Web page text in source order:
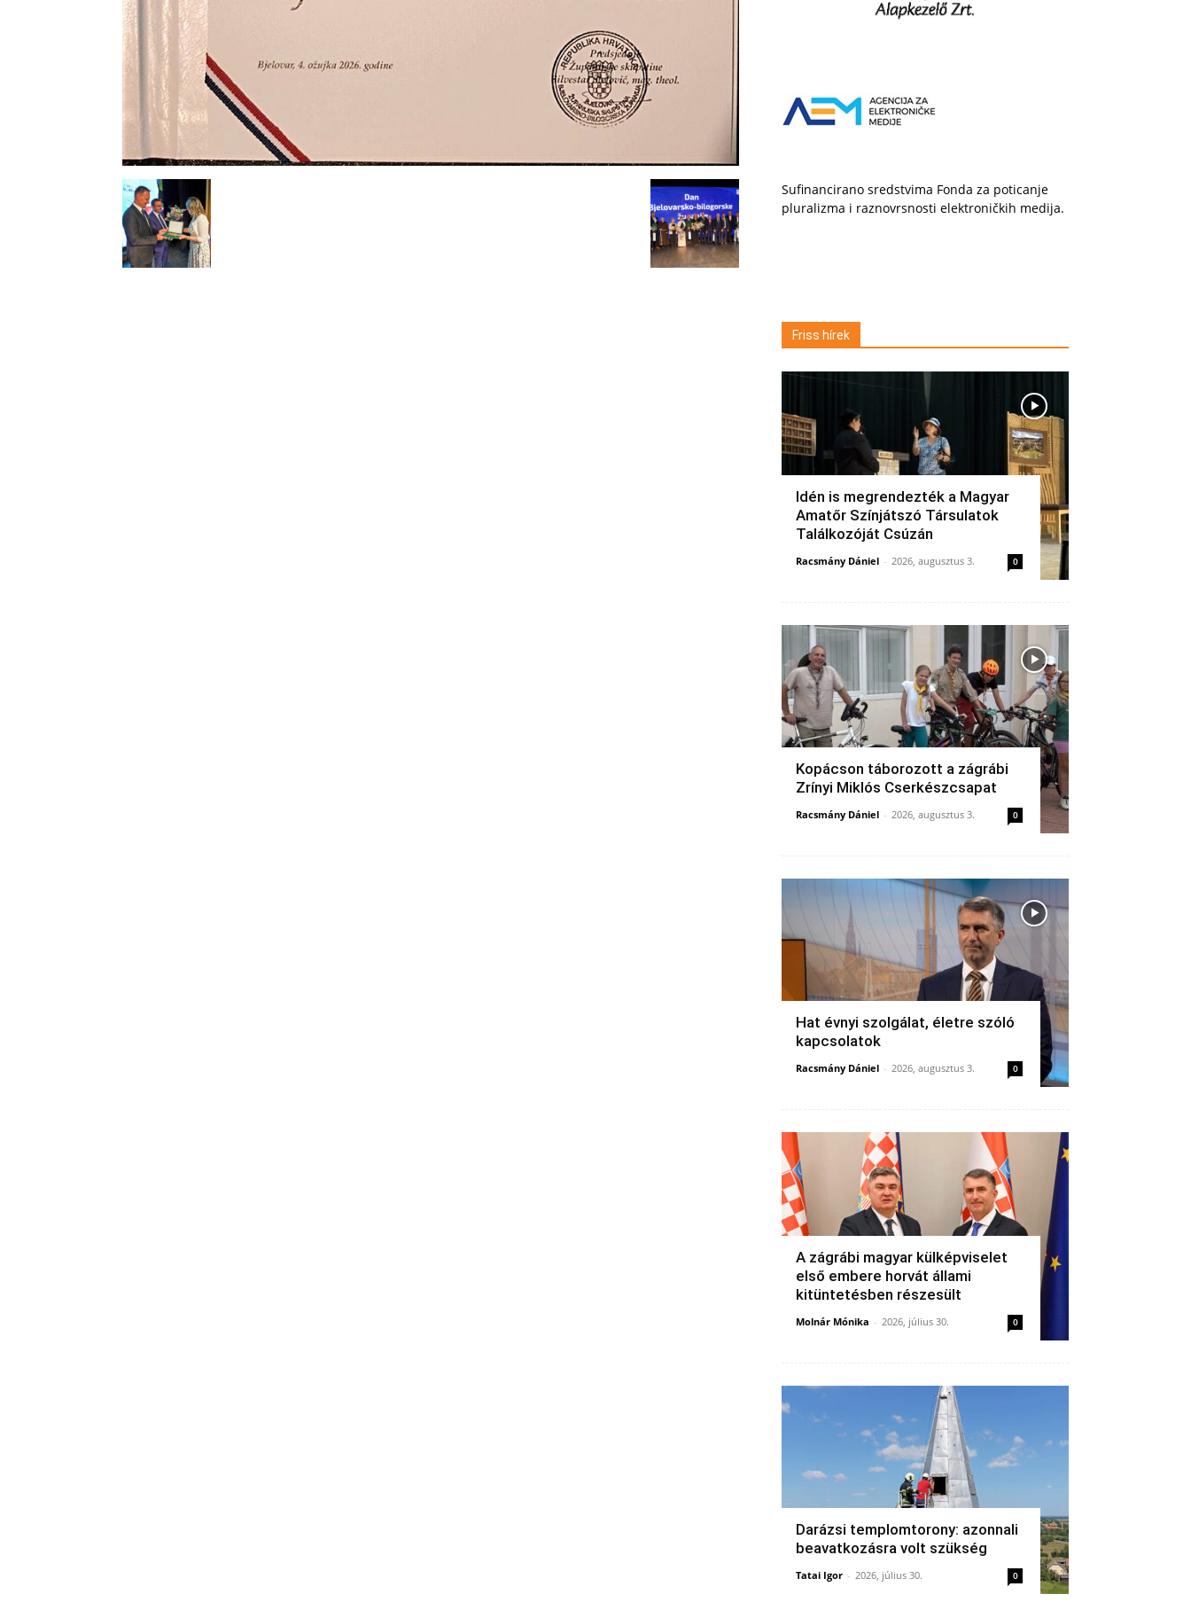
Sufinancirano sredstvima Fonda za poticanje
pluralizma i raznovrsnosti elektroničkih medija.
Friss hírek
Idén is megrendezték a Magyar
Amatőr Színjátszó Társulatok
Találkozóját Csúzán
Racsmány Dániel - 2026, augusztus 3. 0
Kopácson táborozott a zágrábi
Zrínyi Miklós Cserkészcsapat
Racsmány Dániel - 2026, augusztus 3. 0
Hat évnyi szolgálat, életre szóló
kapcsolatok
Racsmány Dániel - 2026, augusztus 3. 0
A zágrábi magyar külképviselet
első embere horvát állami
kitüntetésben részesült
Molnár Mónika - 2026, július 30. 0
Darázsi templomtorony: azonnali
beavatkozásra volt szükség
Tatai Igor - 2026, július 30. 0